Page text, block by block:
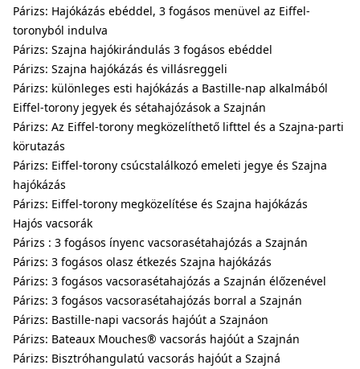
Párizs: Hajókázás ebéddel, 3 fogásos menüvel az Eiffel-
toronyból indulva
Párizs: Szajna hajókirándulás 3 fogásos ebéddel
Párizs: Szajna hajókázás és villásreggeli
Párizs: különleges esti hajókázás a Bastille-nap alkalmából
Eiffel-torony jegyek és sétahajózások a Szajnán
Párizs: Az Eiffel-torony megközelíthető lifttel és a Szajna-parti
körutazás
Párizs: Eiffel-torony csúcstalálkozó emeleti jegye és Szajna
hajókázás
Párizs: Eiffel-torony megközelítése és Szajna hajókázás
Hajós vacsorák
Párizs : 3 fogásos ínyenc vacsorasétahajózás a Szajnán
Párizs: 3 fogásos olasz étkezés Szajna hajókázás
Párizs: 3 fogásos vacsorasétahajózás a Szajnán élőzenével
Párizs: 3 fogásos vacsorasétahajózás borral a Szajnán
Párizs: Bastille-napi vacsorás hajóút a Szajnáon
Párizs: Bateaux Mouches® vacsorás hajóút a Szajnán
Párizs: Bisztróhangulatú vacsorás hajóút a Szajná